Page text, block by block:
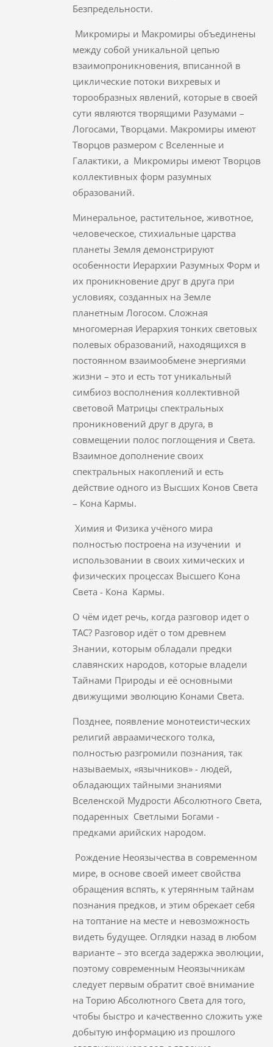
Безпредельности.
Микромиры и Макромиры объединены
между собой уникальной цепью
взаимопроникновения, вписанной в
циклические потоки вихревых и
торообразных явлений, которые в своей
сути являются творящими Разумами –
Логосами, Творцами. Макромиры имеют
Творцов размером с Вселенные и
Галактики, а Микромиры имеют Творцов
коллективных форм разумных
образований.
Минеральное, растительное, животное,
человеческое, стихиальные царства
планеты Земля демонстрируют
особенности Иерархии Разумных Форм и
их проникновение друг в друга при
условиях, созданных на Земле
планетным Логосом. Сложная
многомерная Иерархия тонких световых
полевых образований, находящихся в
постоянном взаимообмене энергиями
жизни – это и есть тот уникальный
симбиоз восполнения коллективной
световой Матрицы спектральных
проникновений друг в друга, в
совмещении полос поглощения и Света.
Взаимное дополнение своих
спектральных накоплений и есть
действие одного из Высших Конов Света
– Кона Кармы.
Химия и Физика учёного мира
полностью построена на изучении и
использовании в своих химических и
физических процессах Высшего Кона
Света - Кона Кармы.
О чём идет речь, когда разговор идет о
ТАС? Разговор идёт о том древнем
Знании, которым обладали предки
славянских народов, которые владели
Тайнами Природы и её основными
движущими эволюцию Конами Света.
Позднее, появление монотеистических
религий авраамического толка,
полностью разгромили познания, так
называемых, «язычников» - людей,
обладающих тайными знаниями
Вселенской Мудрости Абсолютного Света,
подаренных Светлыми Богами -
предками арийских народом.
Рождение Неоязычества в современном
мире, в основе своей имеет свойства
обращения вспять, к утерянным тайнам
познания предков, и этим обрекает себя
на топтание на месте и невозможность
видеть будущее. Оглядки назад в любом
варианте – это всегда задержка эволюции,
поэтому современным Неоязычникам
следует первым обратит своё внимание
на Торию Абсолютного Света для того,
чтобы быстро и качественно сложить уже
добытую информацию из прошлого